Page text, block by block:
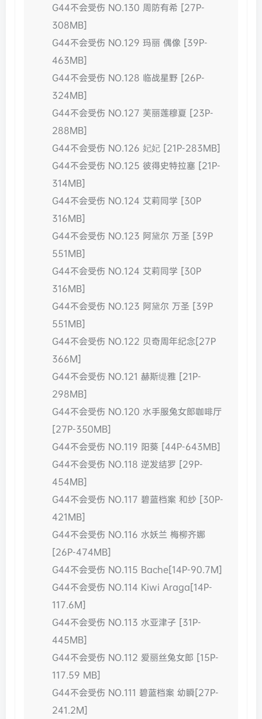
G44不会受伤 NO.130 周防有希 [27P-
308MB]
G44不会受伤 NO.129 玛丽 偶像 [39P-
463MB]
G44不会受伤 NO.128 临战星野 [26P-
324MB]
G44不会受伤 NO.127 芙丽莲穆夏 [23P-
288MB]
G44不会受伤 NO.126 妃妃 [21P-283MB]
G44不会受伤 NO.125 彼得史特拉塞 [21P-
314MB]
G44不会受伤 NO.124 艾莉同学 [30P
316MB]
G44不会受伤 NO.123 阿黛尔 万圣 [39P
551MB]
G44不会受伤 NO.124 艾莉同学 [30P
316MB]
G44不会受伤 NO.123 阿黛尔 万圣 [39P
551MB]
G44不会受伤 NO.122 贝奇周年纪念[27P
366M]
G44不会受伤 NO.121 赫斯缇雅 [21P-
298MB]
G44不会受伤 NO.120 水手服兔女郎咖啡厅
[27P-350MB]
G44不会受伤 NO.119 阳葵 [44P-643MB]
G44不会受伤 NO.118 逆发结罗 [29P-
454MB]
G44不会受伤 NO.117 碧蓝档案 和纱 [30P-
421MB]
G44不会受伤 NO.116 水妖兰 梅柳齐娜
[26P-474MB]
G44不会受伤 NO.115 Bache[14P-90.7M]
G44不会受伤 NO.114 Kiwi Araga[14P-
117.6M]
G44不会受伤 NO.113 水亚津子 [31P-
445MB]
G44不会受伤 NO.112 爱丽丝兔女郎 [15P-
117.59 MB]
G44不会受伤 NO.111 碧蓝档案 幼瞬[27P-
241.2M]